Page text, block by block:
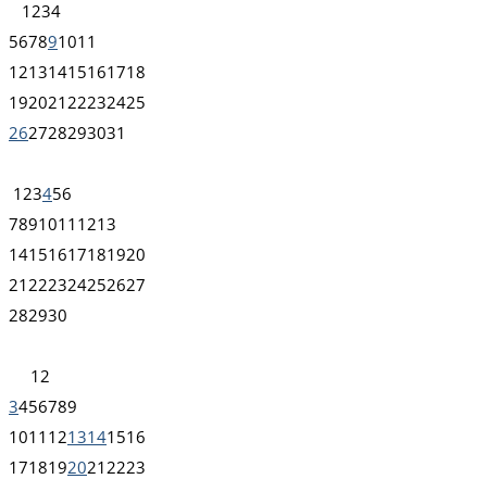
1 234
567891011
12131415161718
192021 22232425
262728293031
1 23456
7891011 1213
14151617181920
21 222324252627
282930
1 2
3456789
1011 1213141516
1718192021 2223